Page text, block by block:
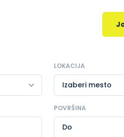
LOKACIJA
Izaberi mesto
POVRŠINA